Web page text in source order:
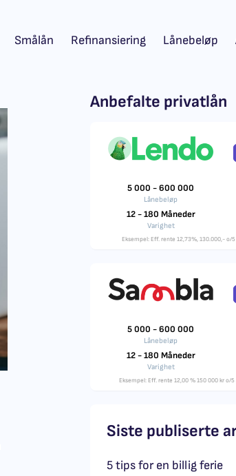
Smålån Refinansiering Lånebeløp
Anbefalte privatlån
5 000 - 600 000
Lånebeløp
12 - 180 Måneder
Varighet
Eksempel: Eff. rente 12,73%, 130.000,- o/
5 000 - 600 000
Lånebeløp
12 - 180 Måneder
Varighet
Eksempel: Eff. rente 12,00 % 150 000 kr o/
Siste publiserte
5 tips for en billig ferie